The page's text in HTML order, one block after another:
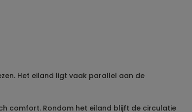
Het eiland ligt vaak parallel aan de
comfort. Rondom het eiland blijft de circulatie